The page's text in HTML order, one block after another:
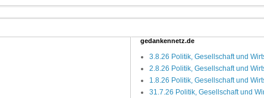
gedankennetz.de
3.8.26 Politik, Gesellschaft und
2.8.26 Politik, Gesellschaft und
1.8.26 Politik, Gesellschaft und
31.7.26 Politik, Gesellschaft und